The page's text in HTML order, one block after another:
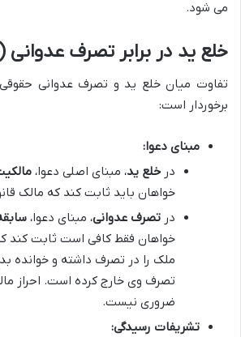
می شود.
خلع ید در برابر تصرف
تفاوت میان خلع ید و تصرف عدوانی حقوقی
برخوردار است:
مبنای دعوا:
در خلع ید، مبنای اصلی دعوا،
خواهان باید ثابت کند که مالک
در تصرف عدوانی، مبنای دعوا،
خواهان فقط کافی است ثابت کند
ملک را در تصرف داشته و خوانده
تصرف وی خارج کرده است. احراز
ضروری نیست.
تشریفات رسیدگی: